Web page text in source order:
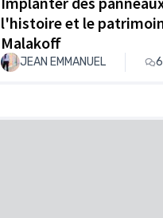
l'histoire et le
Malakoff
JEAN EMMANUEL 6